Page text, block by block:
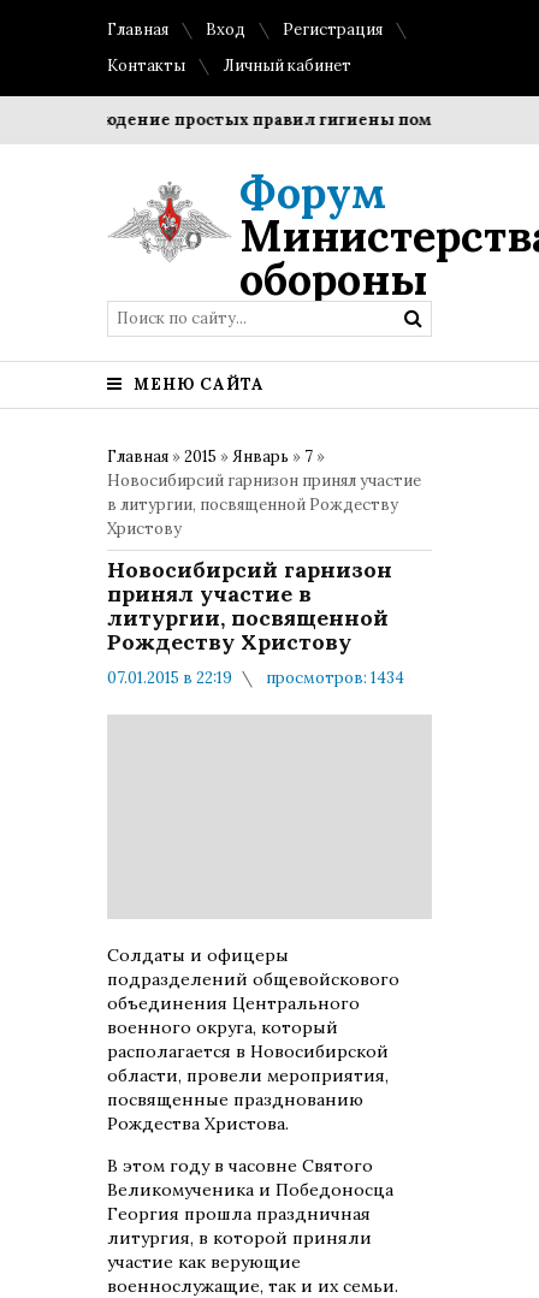
Главная Вход
Регистрация
Контакты
Личный кабинет
Соблюдение простых правил гигиены помогает
Форум
обороны
МЕНЮ САЙТА
Главная »2015 »Январь » 7 »
Новосибирсий гарнизон принял участие
в литургии, посвященной Рождеству
Христову
Новосибирсий гарнизон
принял участие в
литургии, посвященной
Рождеству Христову
07.01.2015 в 22:19
просмотров: 1434
Солдаты и офицеры
подразделений общевойскового
объединения Центрального
военного округа, который
располагается в Новосибирской
области, провели мероприятия,
посвященные празднованию
Рождества Христова.
В этом году в часовне Святого
Великомученика и Победоносца
Георгия прошла праздничная
литургия, в которой приняли
участие как верующие
военнослужащие, так и их семьи.